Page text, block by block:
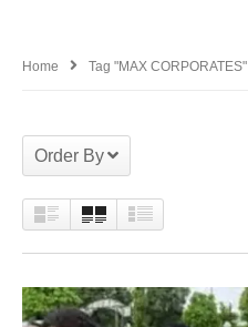
Home Tag "MAX CORPORATES"
Order By